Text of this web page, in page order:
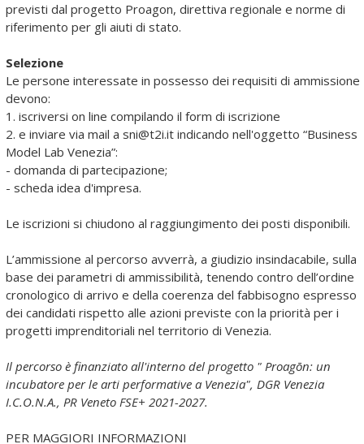
previsti dal progetto Proagon, direttiva regionale e norme di
riferimento per gli aiuti di stato.
Selezione
Le persone interessate in possesso dei requisiti di ammissione
devono:
1. iscriversi on line compilando il form di iscrizione
2. e inviare via mail a sni@t2i.it indicando nell'oggetto “Business
Model Lab Venezia”:
- domanda di partecipazione;
- scheda idea d'impresa.
Le iscrizioni si chiudono al raggiungimento dei posti disponibili.
L’ammissione al percorso avverrà, a giudizio insindacabile, sulla
base dei parametri di ammissibilità, tenendo contro dell’ordine
cronologico di arrivo e della coerenza del fabbisogno espresso
dei candidati rispetto alle azioni previste con la priorità per i
progetti imprenditoriali nel territorio di Venezia.
Il percorso è finanziato all'interno del progetto " Proagōn: un
incubatore per le arti performative a Venezia", DGR Venezia
I.C.O.N.A., PR Veneto FSE+ 2021-2027.
PER MAGGIORI INFORMAZIONI